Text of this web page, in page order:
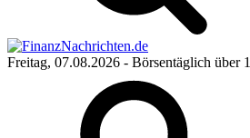
Freitag, 07.08.2026 - Börsentäglich über